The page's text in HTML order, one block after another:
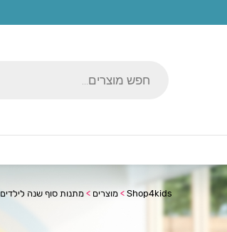
search
Shop4kids
> מוצרים > מתנות סוף שנה לילדים